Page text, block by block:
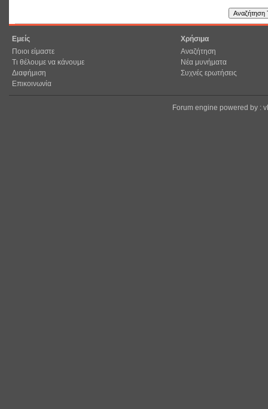
Εμείς
Ποιοι είμαστε
Τι θέλουμε να κάνουμε
Διαφήμιση
Επικοινωνία
Χρήσιμα
Αναζήτηση
Νέα μυνήματα
Συχνές ερωτήσεις
Forum engine powered by :